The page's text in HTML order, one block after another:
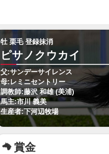
牡 栗毛 登録抹消
ピサノクウカイ
父:サンデーサイレンス
母:レミニセントリー
調教師:藤沢 和雄 (美浦)
馬主:市川 義美
生産者:下河辺牧場
賞金